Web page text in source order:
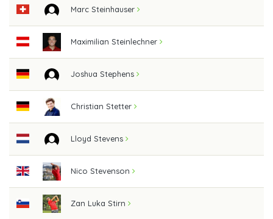
Marc Steinhauser
Maximilian Steinlechner
Joshua Stephens
Christian Stetter
Lloyd Stevens
Nico Stevenson
Zan Luka Stirn